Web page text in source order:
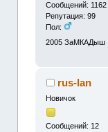
Сообщений: 1162
Репутация: 99
Пол:
2005 ЗаМКАДыш
rus-lan
Новичок
Сообщений: 12